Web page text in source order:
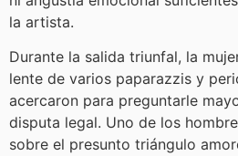
la artista.
Durante la salida triunfal, la
lente de varios paparazzis y
acercaron para preguntarle
disputa legal. Uno de los
sobre el presunto triángulo